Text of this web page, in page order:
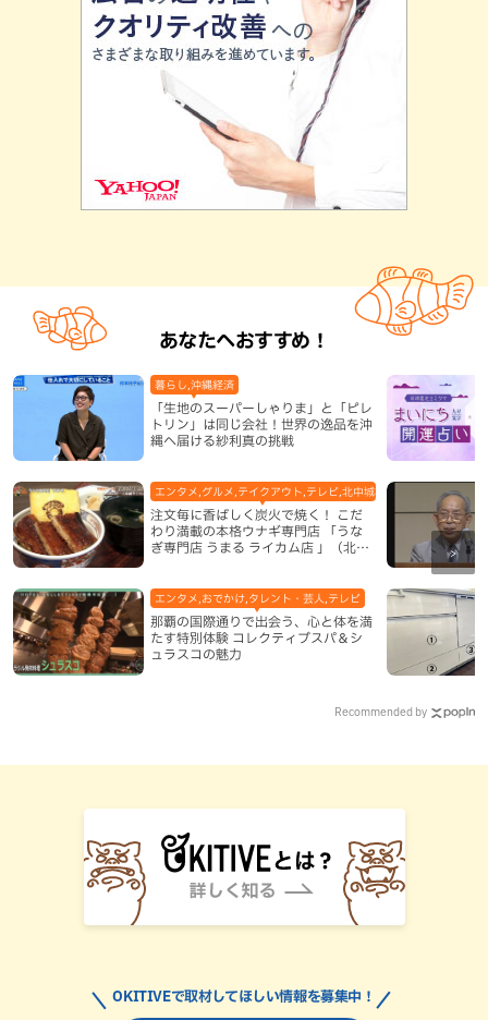
あなたへおすすめ！
「生地のスーパーしゃりま」と「ピレ
トリン」は同じ会社！世界の逸品を沖
縄へ届ける紗利真の挑戦
暮らし,沖縄経済
注文毎に香ばしく炭火で焼く！ こだ
わり満載の本格ウナギ専門店 「うな
ぎ専門店 うまる ライカム店 」（北中
エンタメ,グルメ,テイクアウト,テレビ,北中城村,和食・日本料理,地
那覇の国際通りで出会う、心と体を満
たす特別体験 コレクティブスパ＆シ
ュラスコの魅力
エンタメ,おでかけ,タレント・芸人,テレビ
Recommended by
OKITIVEで取材してほしい情報を募集中！